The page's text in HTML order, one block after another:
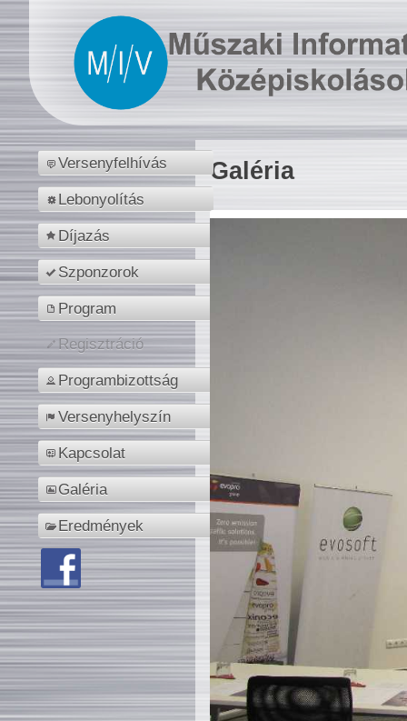
Versenyfelhívás
Lebonyolítás
Díjazás
Szponzorok
Program
Regisztráció
Programbizottság
Versenyhelyszín
Kapcsolat
Galéria
Eredmények
Galéria